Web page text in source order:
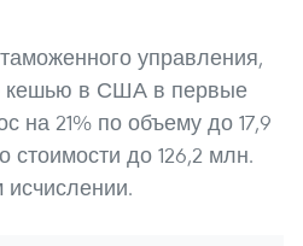
управления,
кешью в США в первые
на 21% по объему до 17,9
стоимости до 126,2 млн.